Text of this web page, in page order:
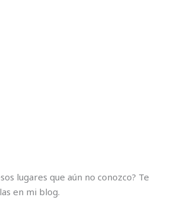
lugares que aún no conozco? Te
en mi blog.